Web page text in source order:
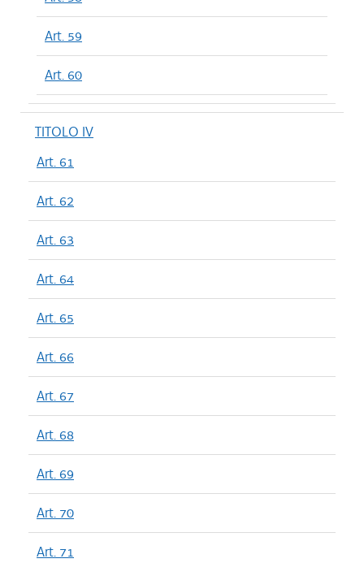
Art. 59
Art. 60
TITOLO IV
Art. 61
Art. 62
Art. 63
Art. 64
Art. 65
Art. 66
Art. 67
Art. 68
Art. 69
Art. 70
Art. 71